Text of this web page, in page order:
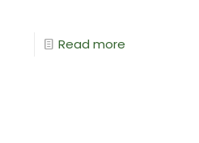
Read more